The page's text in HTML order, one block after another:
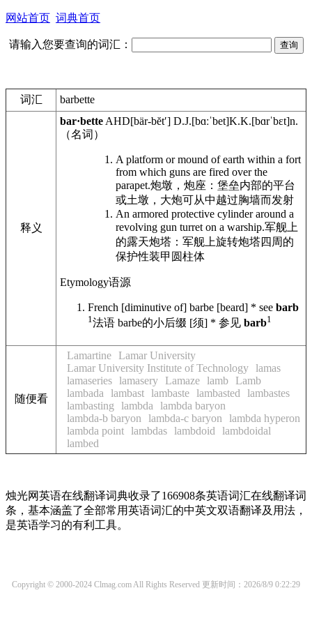
网站首页 词典首页
请输入您要查询的词汇：
词汇 barbette
释义
bar·bette AHD[bär-bĕtʹ] D.J.[bɑːˈbet]K.K.[bɑrˈbɛt]n.
（名词）
A platform or mound of earth within a fort
from which guns are fired over the
parapet.炮墩，炮座：堡垒内部的平台
或土墩，大炮可从中越过胸墙而发射
An armored protective cylinder around a
revolving gun turret on a warship.军舰上
的露天炮塔：军舰上旋转炮塔四周的
保护性装甲圆柱体
Etymology语源
French [diminutive of] barbe [beard] * see barb
1法语 barbe的小后缀 [须] * 参见 barb1
随便看
Lamartine
Lamar University
Lamar University Institute of Technology lamas
lamaseries lamasery Lamaze lamb
Lamb
lambada
lambast lambaste lambasted
lambastes
lambasting
lambda
lambda baryon
lambda-b baryon
lambda-c baryon
lambda hyperon
lambda point lambdas lambdoid
lambdoidal
lambed
烛光网英语在线翻译词典收录了166908条英语词汇在线翻译词
条，基本涵盖了全部常用英语词汇的中英文双语翻译及用法，
是英语学习的有利工具。
Copyright © 2000-2024 Clmag.com All Rights Reserved 更新时间：2026/8/9 0:22:29